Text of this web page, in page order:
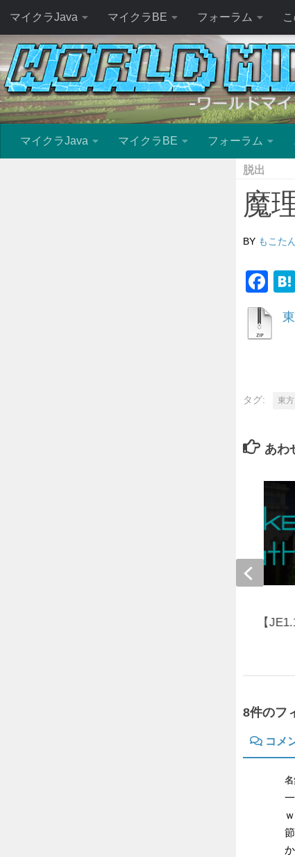
マイクラJava マイクラBE フォーラム
マイクラJava マイクラBE フォーラム
脱出
魔
BY もこた
タグ: 東方
あわ
SunkenLeviathan1.1.4【
8件のフ
コメ